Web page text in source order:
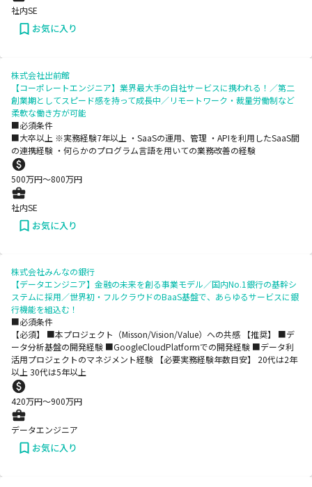
社内SE
お気に入り
株式会社出前館
【コーポレートエンジニア】業界最大手の自社サービスに携われる！／第二
創業期としてスピード感を持って成長中／リモートワーク・裁量労働制など
柔軟な働き方が可能
■必須条件
■大卒以上 ※実務経験7年以上 ・SaaSの運用、管理 ・APIを利用したSaaS間
の連携経験 ・何らかのプログラム言語を用いての業務改善の経験
500万円〜800万円
社内SE
お気に入り
株式会社みんなの銀行
【データエンジニア】金融の未来を創る事業モデル／国内No.1銀行の基幹シ
ステムに採用／世界初・フルクラウドのBaaS基盤で、あらゆるサービスに銀
行機能を組込む！
■必須条件
【必須】 ■本プロジェクト（Misson/Vision/Value）への共感 【推奨】 ■デ
ータ分析基盤の開発経験 ■GoogleCloudPlatformでの開発経験 ■データ利
活用プロジェクトのマネジメント経験 【必要実務経験年数目安】 20代は2年
以上 30代は5年以上
420万円〜900万円
データエンジニア
お気に入り